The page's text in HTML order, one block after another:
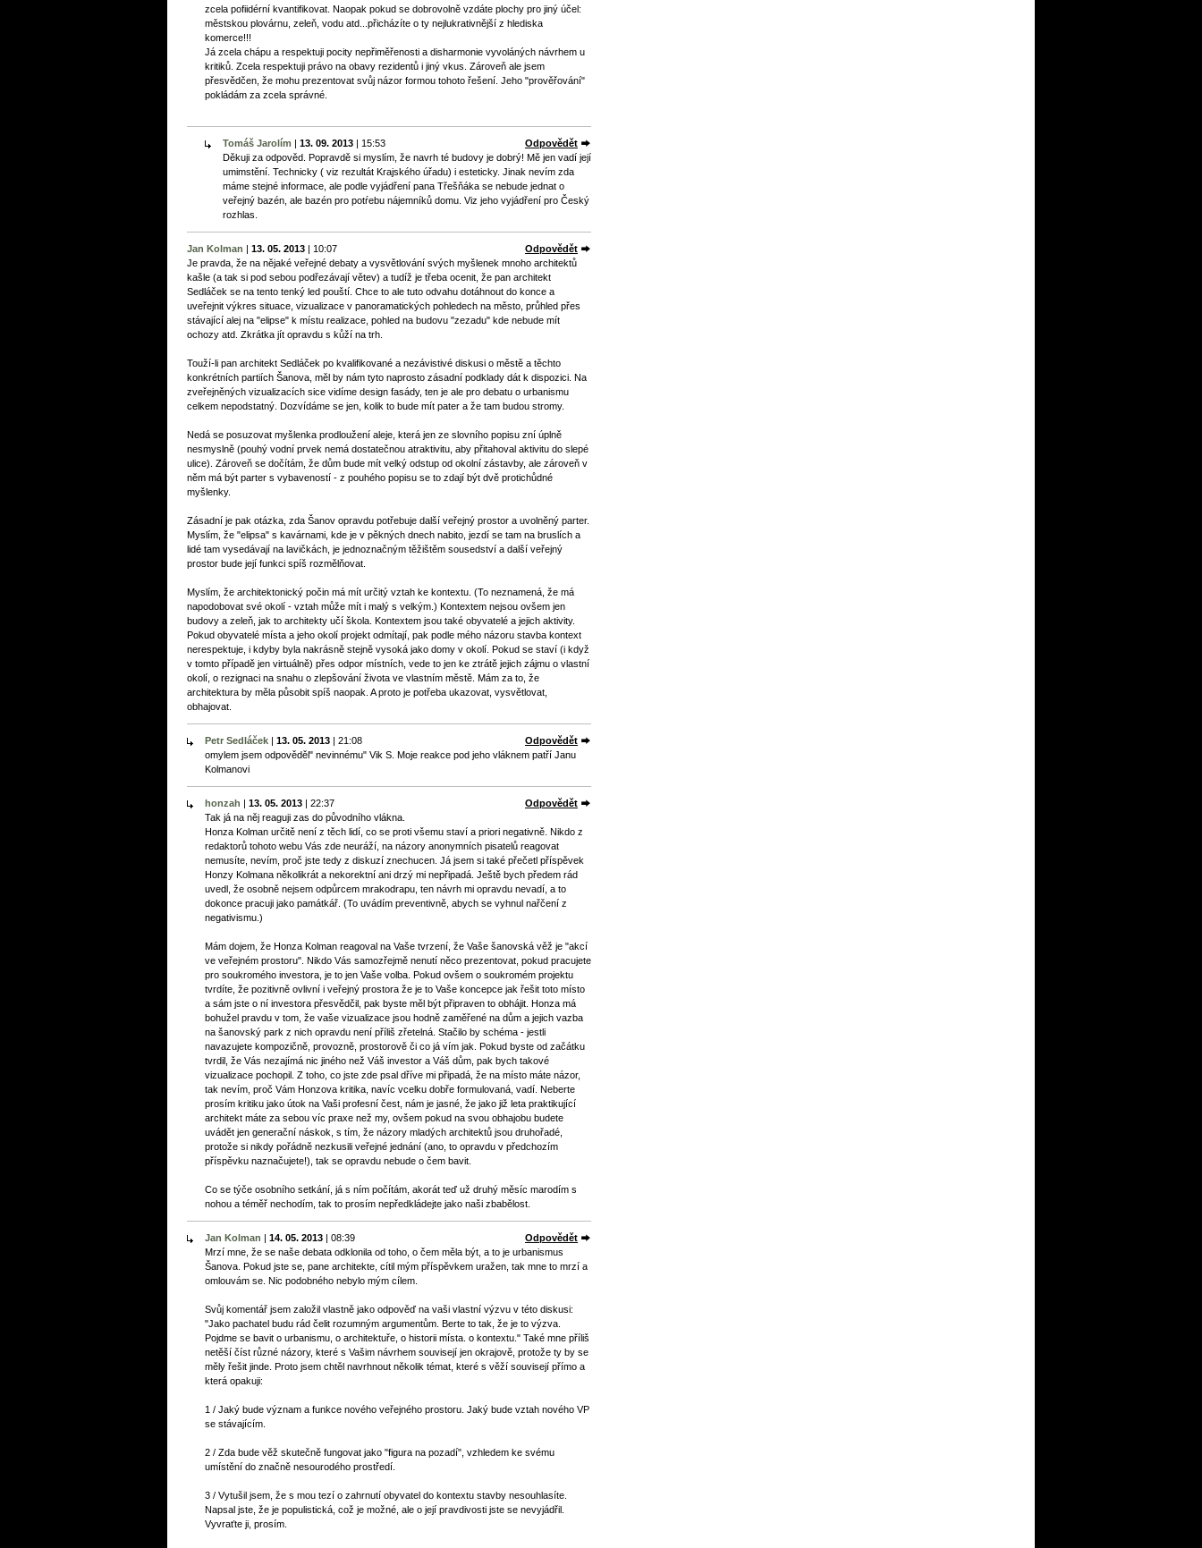
zcela pofiidérní kvantifikovat. Naopak pokud se dobrovolně vzdáte plochy pro jiný účel:
městskou plovárnu, zeleň, vodu atd...přicházíte o ty nejlukrativnější z hlediska
komerce!!!
Já zcela chápu a respektuji pocity nepřiměřenosti a disharmonie vyvoláných návrhem u
kritiků. Zcela respektuji právo na obavy rezidentů i jiný vkus. Zároveň ale jsem
přesvědčen, že mohu prezentovat svůj názor formou tohoto řešení. Jeho "prověřování"
pokládám za zcela správné.
Tomáš Jarolím | 13. 09. 2013 | 15:53
Odpovědět
Děkuji za odpověd. Popravdě si myslím, že navrh té budovy je dobrý! Mě jen vadí její
umimstění. Technicky ( viz rezultát Krajského úřadu) i esteticky. Jinak nevím zda
máme stejné informace, ale podle vyjádření pana Třešňáka se nebude jednat o
veřejný bazén, ale bazén pro potŕebu nájemníků domu. Viz jeho vyjádření pro Český
rozhlas.
Jan Kolman | 13. 05. 2013 | 10:07
Odpovědět
Je pravda, že na nějaké veřejné debaty a vysvětlování svých myšlenek mnoho architektů
kašle (a tak si pod sebou podřezávají větev) a tudíž je třeba ocenit, že pan architekt
Sedláček se na tento tenký led pouští. Chce to ale tuto odvahu dotáhnout do konce a
uveřejnit výkres situace, vizualizace v panoramatických pohledech na město, průhled přes
stávající alej na "elipse" k místu realizace, pohled na budovu "zezadu" kde nebude mít
ochozy atd. Zkrátka jít opravdu s kůží na trh.
Touží-li pan architekt Sedláček po kvalifikované a nezávistivé diskusi o městě a těchto
konkrétních partiích Šanova, měl by nám tyto naprosto zásadní podklady dát k dispozici. Na
zveřejněných vizualizacích sice vidíme design fasády, ten je ale pro debatu o urbanismu
celkem nepodstatný. Dozvídáme se jen, kolik to bude mít pater a že tam budou stromy.
Nedá se posuzovat myšlenka prodloužení aleje, která jen ze slovního popisu zní úplně
nesmyslně (pouhý vodní prvek nemá dostatečnou atraktivitu, aby přitahoval aktivitu do slepé
ulice). Zároveň se dočítám, že dům bude mít velký odstup od okolní zástavby, ale zároveň v
něm má být parter s vybaveností - z pouhého popisu se to zdají být dvě protichůdné
myšlenky.
Zásadní je pak otázka, zda Šanov opravdu potřebuje další veřejný prostor a uvolněný parter.
Myslím, že "elipsa" s kavárnami, kde je v pěkných dnech nabito, jezdí se tam na bruslích a
lidé tam vysedávají na lavičkách, je jednoznačným těžištěm sousedství a další veřejný
prostor bude její funkci spíš rozmělňovat.
Myslím, že architektonický počin má mít určitý vztah ke kontextu. (To neznamená, že má
napodobovat své okolí - vztah může mít i malý s velkým.) Kontextem nejsou ovšem jen
budovy a zeleň, jak to architekty učí škola. Kontextem jsou také obyvatelé a jejich aktivity.
Pokud obyvatelé místa a jeho okolí projekt odmítají, pak podle mého názoru stavba kontext
nerespektuje, i kdyby byla nakrásně stejně vysoká jako domy v okolí. Pokud se staví (i když
v tomto případě jen virtuálně) přes odpor místních, vede to jen ke ztrátě jejich zájmu o vlastní
okolí, o rezignaci na snahu o zlepšování života ve vlastním městě. Mám za to, že
architektura by měla působit spíš naopak. A proto je potřeba ukazovat, vysvětlovat,
obhajovat.
Petr Sedláček | 13. 05. 2013 | 21:08
Odpovědět
omylem jsem odpověděl" nevinnému" Vik S. Moje reakce pod jeho vláknem patří Janu
Kolmanovi
honzah | 13. 05. 2013 | 22:37
Odpovědět
Tak já na něj reaguji zas do původního vlákna.
Honza Kolman určitě není z těch lidí, co se proti všemu staví a priori negativně. Nikdo z
redaktorů tohoto webu Vás zde neuráží, na názory anonymních pisatelů reagovat
nemusíte, nevím, proč jste tedy z diskuzí znechucen. Já jsem si také přečetl příspěvek
Honzy Kolmana několikrát a nekorektní ani drzý mi nepřipadá. Ještě bych předem rád
uvedl, že osobně nejsem odpůrcem mrakodrapu, ten návrh mi opravdu nevadí, a to
dokonce pracuji jako památkář. (To uvádím preventivně, abych se vyhnul nařčení z
negativismu.)
Mám dojem, že Honza Kolman reagoval na Vaše tvrzení, že Vaše šanovská věž je "akcí
ve veřejném prostoru". Nikdo Vás samozřejmě nenutí něco prezentovat, pokud pracujete
pro soukromého investora, je to jen Vaše volba. Pokud ovšem o soukromém projektu
tvrdíte, že pozitivně ovlivní i veřejný prostora že je to Vaše koncepce jak řešit toto místo
a sám jste o ní investora přesvědčil, pak byste měl být připraven to obhájit. Honza má
bohužel pravdu v tom, že vaše vizualizace jsou hodně zaměřené na dům a jejich vazba
na šanovský park z nich opravdu není příliš zřetelná. Stačilo by schéma - jestli
navazujete kompozičně, provozně, prostorově či co já vím jak. Pokud byste od začátku
tvrdil, že Vás nezajímá nic jiného než Váš investor a Váš dům, pak bych takové
vizualizace pochopil. Z toho, co jste zde psal dříve mi připadá, že na místo máte názor,
tak nevím, proč Vám Honzova kritika, navíc vcelku dobře formulovaná, vadí. Neberte
prosím kritiku jako útok na Vaši profesní čest, nám je jasné, že jako již leta praktikující
architekt máte za sebou víc praxe než my, ovšem pokud na svou obhajobu budete
uvádět jen generační náskok, s tím, že názory mladých architektů jsou druhořadé,
protože si nikdy pořádně nezkusili veřejné jednání (ano, to opravdu v předchozím
příspěvku naznačujete!), tak se opravdu nebude o čem bavit.
Co se týče osobního setkání, já s ním počítám, akorát teď už druhý měsíc marodím s
nohou a téměř nechodím, tak to prosím nepředkládejte jako naši zbabělost.
Jan Kolman | 14. 05. 2013 | 08:39
Odpovědět
Mrzí mne, že se naše debata odklonila od toho, o čem měla být, a to je urbanismus
Šanova. Pokud jste se, pane architekte, cítil mým příspěvkem uražen, tak mne to mrzí a
omlouvám se. Nic podobného nebylo mým cílem.
Svůj komentář jsem založil vlastně jako odpověď na vaši vlastní výzvu v této diskusi:
"Jako pachatel budu rád čelit rozumným argumentům. Berte to tak, že je to výzva.
Pojdme se bavit o urbanismu, o architektuře, o historii místa. o kontextu." Také mne příliš
netěší číst různé názory, které s Vašim návrhem souvisejí jen okrajově, protože ty by se
měly řešit jinde. Proto jsem chtěl navrhnout několik témat, které s věží souvisejí přímo a
která opakuji:
1 / Jaký bude význam a funkce nového veřejného prostoru. Jaký bude vztah nového VP
se stávajícím.
2 / Zda bude věž skutečně fungovat jako "figura na pozadí", vzhledem ke svému
umístění do značně nesourodého prostředí.
3 / Vytušil jsem, že s mou tezí o zahrnutí obyvatel do kontextu stavby nesouhlasíte.
Napsal jste, že je populistická, což je možné, ale o její pravdivosti jste se nevyjádřil.
Vyvraťte ji, prosím.